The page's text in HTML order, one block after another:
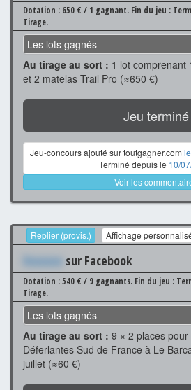
Dotation : 650 € / 1 gagnant. Fin du jeu :
Tirage.
Les lots gagnés
Au tirage au sort : 1 lot comprenant
et 2 matelas Trail Pro (≈650 €)
Jeu terminé
Jeu-concours ajouté sur toutgagner.com
Terminé depuis le 10/
Voir les
Replier (provis.) Affichage
Xxxxxxx sur Facebook
Dotation : 540 € / 9 gagnants. Fin du jeu :
Tirage.
Les lots gagnés
Au tirage au sort : 9 × 2 places
Déferlantes Sud de France à Le
juillet (≈60 €)